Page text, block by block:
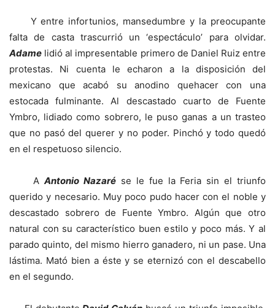
Y entre infortunios, mansedumbre y la preocupante
falta de casta trascurrió un ‘espectáculo’ para olvidar.
Adame lidió al impresentable primero de Daniel Ruiz entre
protestas. Ni cuenta le echaron a la disposición del
mexicano que acabó su anodino quehacer con una
estocada fulminante. Al descastado cuarto de Fuente
Ymbro, lidiado como sobrero, le puso ganas a un trasteo
que no pasó del querer y no poder. Pinchó y todo quedó
en el respetuoso silencio.
AAntonio Nazaré se le fue la Feria sin el triunfo
querido y necesario. Muy poco pudo hacer con el noble y
descastado sobrero de Fuente Ymbro. Algún que otro
natural con su característico buen estilo y poco más. Y al
parado quinto, del mismo hierro ganadero, ni un pase. Una
lástima. Mató bien a éste y se eternizó con el descabello
en el segundo.